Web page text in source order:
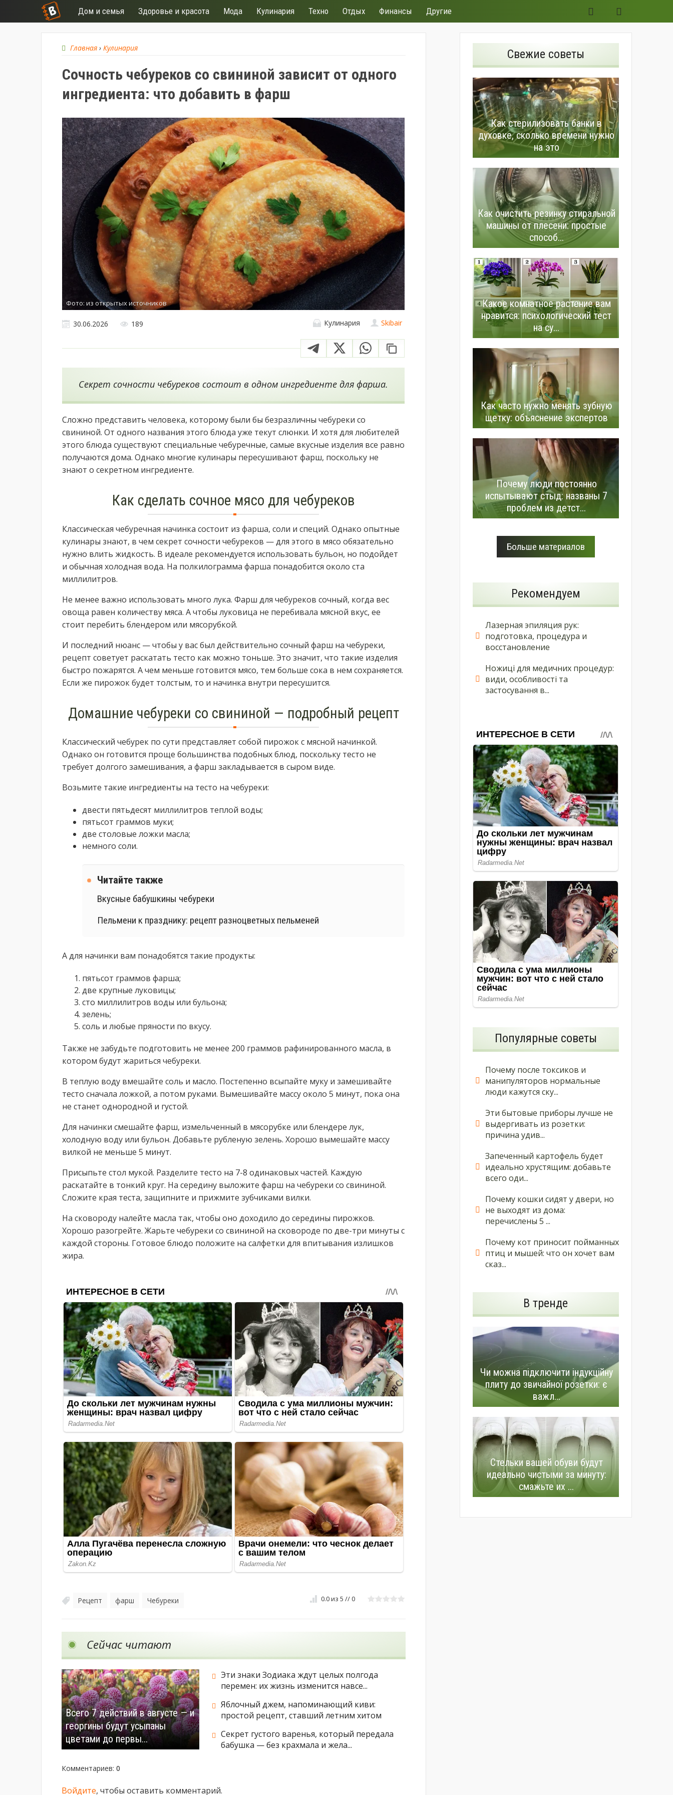
Дом и семья Здоровье и красота Мода Кулинария Техно Отдых Финансы Другие
Главная › Кулинария
Сочность чебуреков со свининой зависит от одного
ингредиента: что добавить в фарш
Фото: из открытых источников
Skibair
Кулинария
30.06.2026 189
Секрет сочности чебуреков состоит в одном ингредиенте для фарша.
Сложно представить человека, которому были бы безразличны чебуреки со
свининой. От одного названия этого блюда уже текут слюнки. И хотя для любителей
этого блюда существуют специальные чебуречные, самые вкусные изделия все равно
получаются дома. Однако многие кулинары пересушивают фарш, поскольку не
знают о секретном ингредиенте.
Как сделать сочное мясо для чебуреков
Классическая чебуречная начинка состоит из фарша, соли и специй. Однако опытные
кулинары знают, в чем секрет сочности чебуреков — для этого в мясо обязательно
нужно влить жидкость. В идеале рекомендуется использовать бульон, но подойдет
и обычная холодная вода. На полкилограмма фарша понадобится около ста
миллилитров.
Не менее важно использовать много лука. Фарш для чебуреков сочный, когда вес
овоща равен количеству мяса. А чтобы луковица не перебивала мясной вкус, ее
стоит перебить блендером или мясорубкой.
И последний нюанс — чтобы у вас был действительно сочный фарш на чебуреки,
рецепт советует раскатать тесто как можно тоньше. Это значит, что такие изделия
быстро пожарятся. А чем меньше готовится мясо, тем больше сока в нем сохраняется.
Если же пирожок будет толстым, то и начинка внутри пересушится.
Домашние чебуреки со свининой — подробный рецепт
Классический чебурек по сути представляет собой пирожок с мясной начинкой.
Однако он готовится проще большинства подобных блюд, поскольку тесто не
требует долгого замешивания, а фарш закладывается в сыром виде.
Возьмите такие ингредиенты на тесто на чебуреки:
двести пятьдесят миллилитров теплой воды;
пятьсот граммов муки;
две столовые ложки масла;
немного соли.
Читайте также
Вкусные бабушкины чебуреки
Пельмени к празднику: рецепт разноцветных пельменей
А для начинки вам понадобятся такие продукты:
пятьсот граммов фарша;
две крупные луковицы;
сто миллилитров воды или бульона;
зелень;
соль и любые пряности по вкусу.
Также не забудьте подготовить не менее 200 граммов рафинированного масла, в
котором будут жариться чебуреки.
В теплую воду вмешайте соль и масло. Постепенно всыпайте муку и замешивайте
тесто сначала ложкой, а потом руками. Вымешивайте массу около 5 минут, пока она
не станет однородной и густой.
Для начинки смешайте фарш, измельченный в мясорубке или блендере лук,
холодную воду или бульон. Добавьте рубленую зелень. Хорошо вымешайте массу
вилкой не меньше 5 минут.
Присыпьте стол мукой. Разделите тесто на 7-8 одинаковых частей. Каждую
раскатайте в тонкий круг. На середину выложите фарш на чебуреки со свининой.
Сложите края теста, защипните и прижмите зубчиками вилки.
На сковороду налейте масла так, чтобы оно доходило до середины пирожков.
Хорошо разогрейте. Жарьте чебуреки со свининой на сковороде по две-три минуты с
каждой стороны. Готовое блюдо положите на салфетки для впитывания излишков
жира.
0.0из 5 // 0
Рецепт фарш Чебуреки
Сейчас читают
Всего 7 действий в августе — и
георгины будут усыпаны
цветами до первы...
Эти знаки Зодиака ждут целых полгода
перемен: их жизнь изменится навсе...
Яблочный джем, напоминающий киви:
простой рецепт, ставший летним хитом
Секрет густого варенья, который передала
бабушка — без крахмала и жела...
Комментариев: 0
Войдите, чтобы оставить комментарий.
Свежие советы
Как стерилизовать банки в
духовке, сколько времени нужно
на это
Как очистить резинку стиральной
машины от плесени: простые
способ...
Какое комнатное растение вам
нравится: психологический тест
на су...
Как часто нужно менять зубную
щетку: объяснение экспертов
Почему люди постоянно
испытывают стыд: названы 7
проблем из детст...
Больше материалов
Рекомендуем
Лазерная эпиляция рук:
подготовка, процедура и
восстановление
Ножиці для медичних процедур:
види, особливості та
застосування в...
Популярные советы
Почему после токсиков и
манипуляторов нормальные
люди кажутся ску...
Эти бытовые приборы лучше не
выдергивать из розетки:
причина удив...
Запеченный картофель будет
идеально хрустящим: добавьте
всего оди...
Почему кошки сидят у двери, но
не выходят из дома:
перечислены 5 ...
Почему кот приносит пойманных
птиц и мышей: что он хочет вам
сказ...
В тренде
Чи можна підключити індукційну
плиту до звичайної розетки: є
важл...
Стельки вашей обуви будут
идеально чистыми за минуту:
смажьте их ...